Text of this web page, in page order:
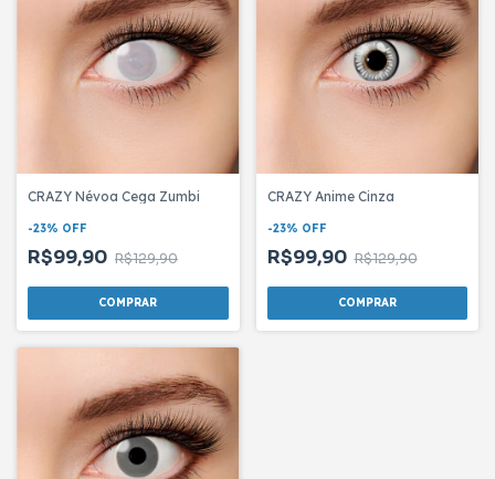
CRAZY Névoa Cega Zumbi
-23% OFF
R$99,90 R$129,90
CRAZY Anime Cinza
-23% OFF
R$99,90 R$129,90